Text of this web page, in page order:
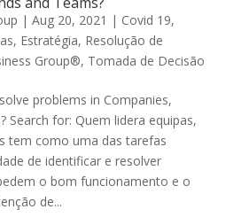
| Aug 20, 2021 | Covid 19,
, Estratégia, Resolução de
Group®, Tomada de Decisão
problems in Companies,
Search for: Quem lidera equipas,
tem como uma das tarefas
de identificar e resolver
o bom funcionamento e o
de...